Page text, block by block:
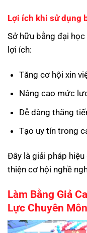
Lợi ích khi sử dụng
Sở hữu bằng đại
lợi ích:
Tăng cơ hội xin
Nâng cao mức
Dễ dàng thăng
Tạo uy tín trong
Đây là giải pháp
thiện cơ hội nghề
Làm Bằng Giả
Lực Chuyên Môn